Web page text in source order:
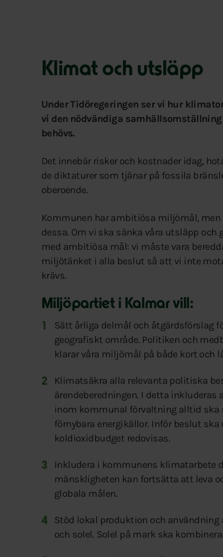
Klimat och utsläpp
Under Tidöregeringen ser vi hur
vi den nödvändiga
behövs.
Det innebär risker och kostnader idag,
de diktaturer som tjänar på fossila
oberoende.
Kommunen har ambitiösa miljömål,
dessa. Om vi ska sänka våra utsläpp
med ambitiösa mål: vi måste vara
miljötänket i alla beslut så att vi inte
krävs.
Miljöpartiet i Kalmar vill:
Sätt årliga delmål och åtgärdsförslag
geografiskt område. Politiken och
klarar våra miljömål på både kort och
Klimatsäkra alla relevanta politiska
ärendeberedningen. I detta
inom kommunal förvaltning alltid
förnybara energikällor. Inför beslut
koldioxidbudget redovisas.
Inkludera i kommunens klimatarbete
mänskligheten kan fortsätta att leva
globala målen.
Stöd lokal produktion och användning
och solel. Solel på mark ska